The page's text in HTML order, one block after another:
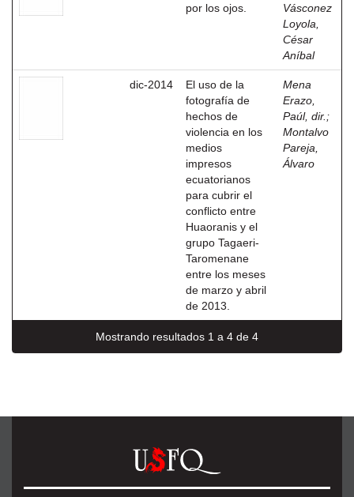
por los ojos.
Vásconez
Loyola,
César
Aníbal
dic-2014
El uso de la
fotografía de
hechos de
violencia en los
medios
impresos
ecuatorianos
para cubrir el
conflicto entre
Huaoranis y el
grupo Tagaeri-
Taromenane
entre los meses
de marzo y abril
de 2013.
Mena
Erazo,
Paúl, dir. ;
Montalvo
Pareja,
Álvaro
Mostrando resultados 1 a 4 de 4